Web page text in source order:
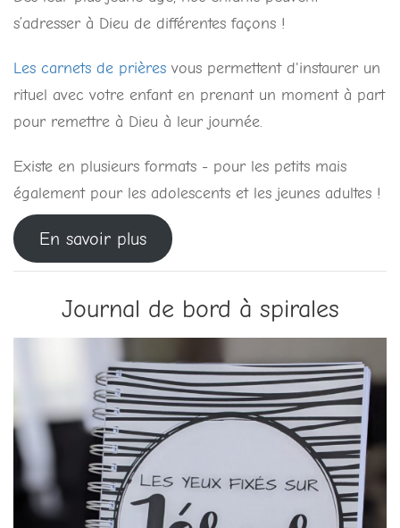
s’adresser à Dieu de différentes façons !
Les carnets de prières vous permettent d'instaurer un
rituel avec votre enfant en prenant un moment à part
pour remettre à Dieu à leur journée.
Existe en plusieurs formats - pour les petits mais
également pour les adolescents et les jeunes adultes !
En savoir plus
Journal de bord à spirales